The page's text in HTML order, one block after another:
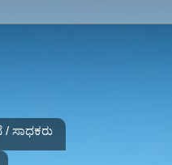
/ ಸಾಧಕರು